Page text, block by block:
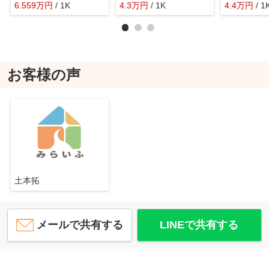
6.559万円 / 1K
4.3万円 / 1K
4.4万円 /
お客様の声
土本拓
メールで共有する LINEで共有する